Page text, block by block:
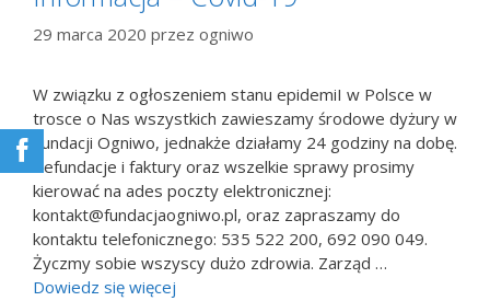
29 marca 2020 przez ogniwo
W związku z ogłoszeniem stanu epidemiI w Polsce w
trosce o Nas wszystkich zawieszamy środowe dyżury w
Fundacji Ogniwo, jednakże działamy 24 godziny na dobę.
Refundacje i faktury oraz wszelkie sprawy prosimy
kierować na ades poczty elektronicznej:
kontakt@fundacjaogniwo.pl, oraz zapraszamy do
kontaktu telefonicznego: 535 522 200, 692 090 049.
Życzmy sobie wszyscy dużo zdrowia. Zarząd …
Dowiedz się więcej